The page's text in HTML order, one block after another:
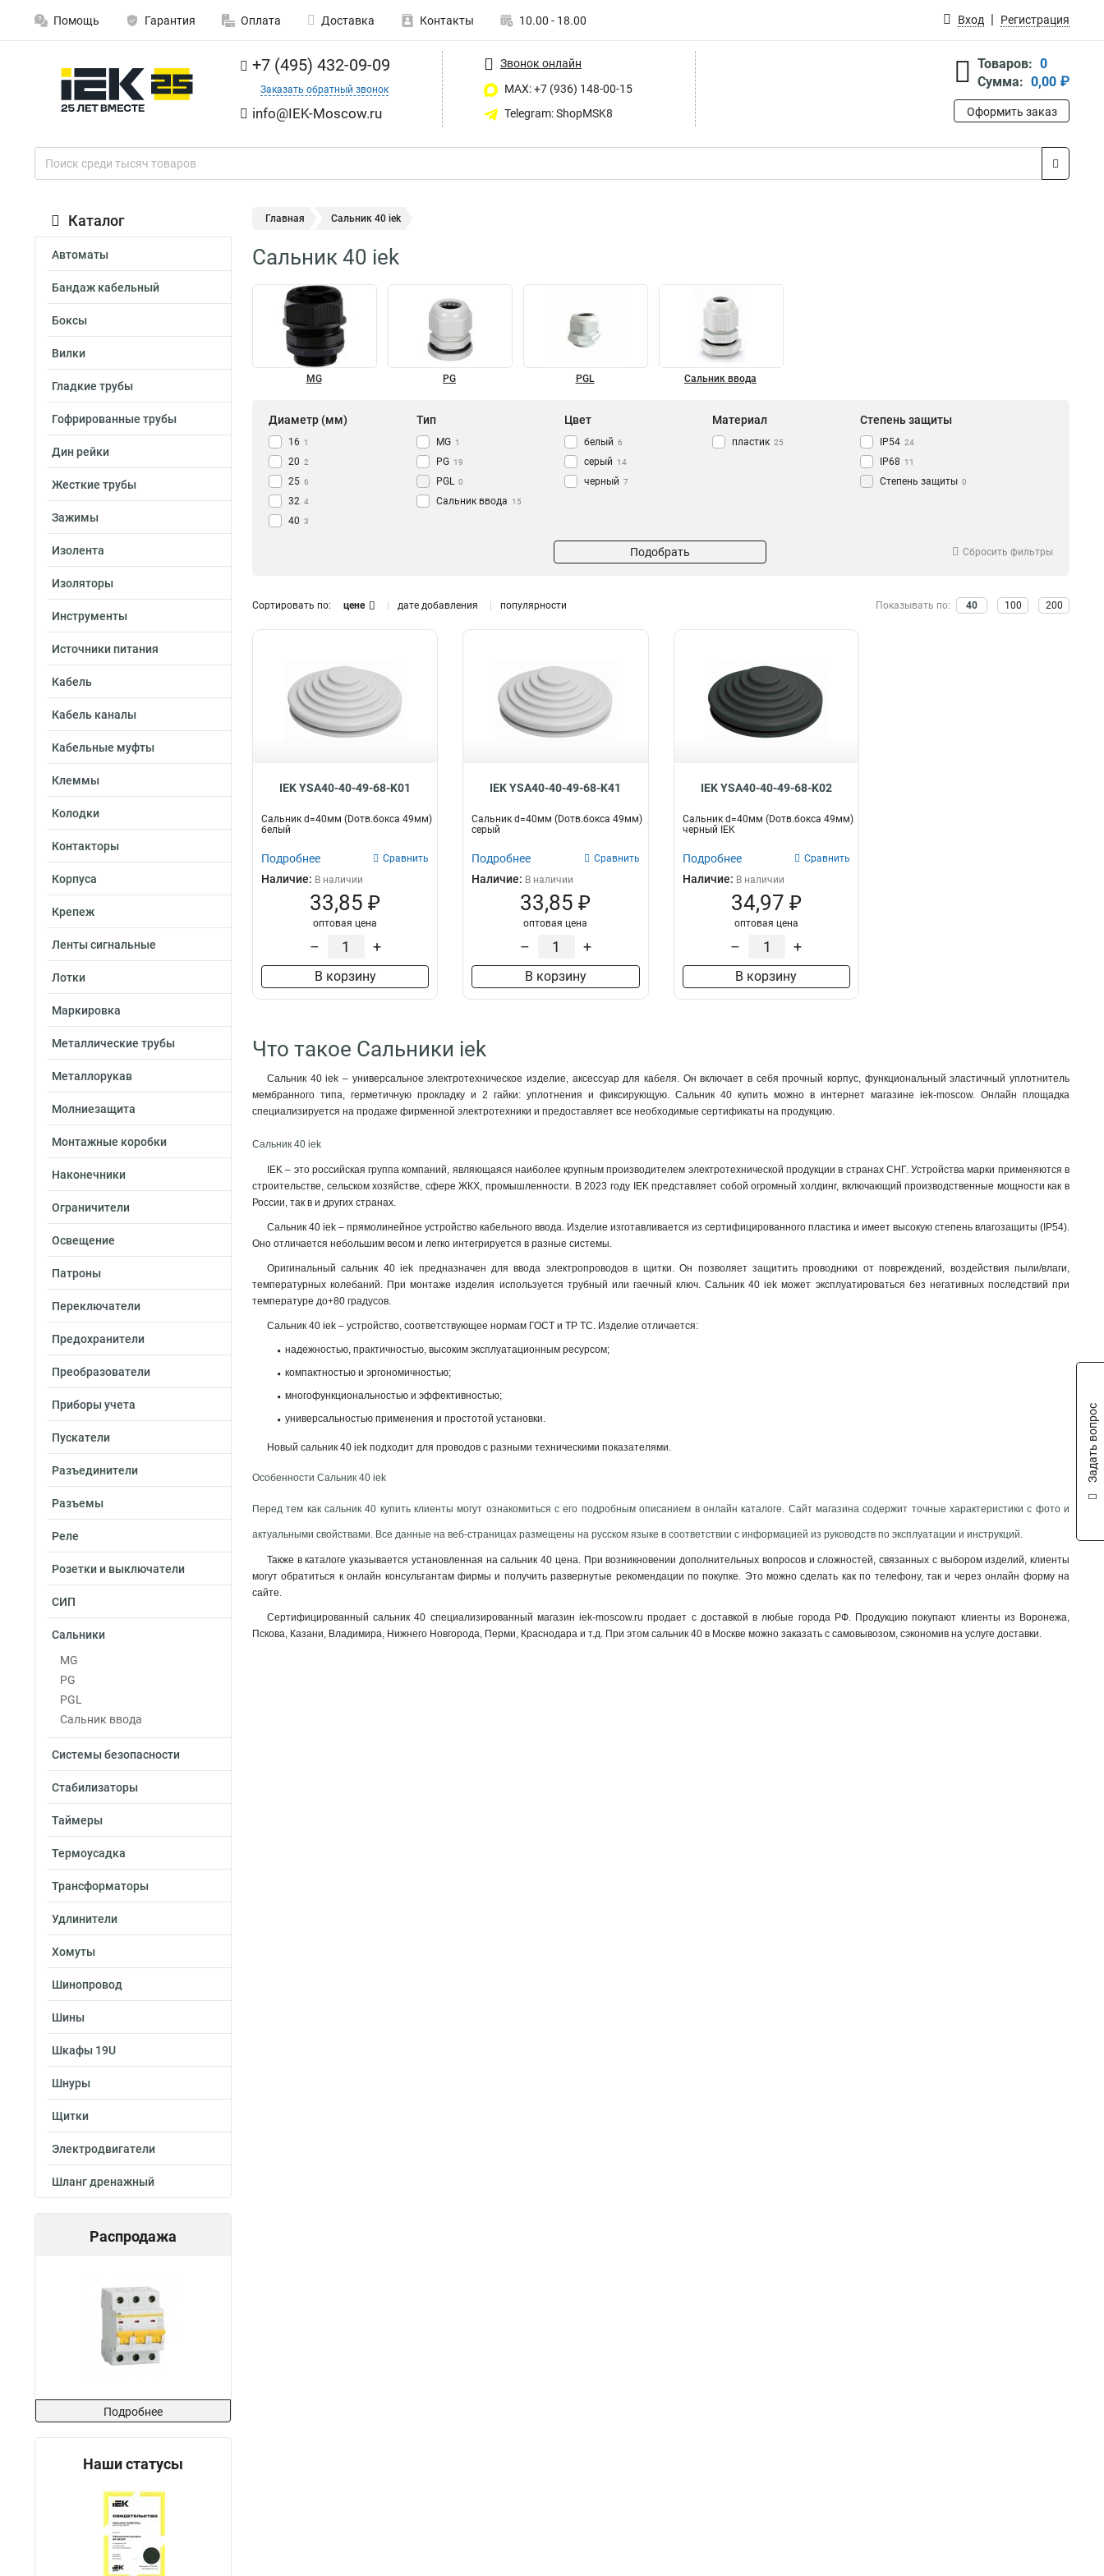
Помощь Гарантия Оплата Доставка Контакты 10.00 - 18.00 Вход Регистрация
+7 (495) 432-09-09
Заказать обратный звонок
info@IEK-Moscow.ru
Звонок онлайн
MAX: +7 (936) 148-00-15
Telegram: ShopMSK8
Товаров: 0
Сумма: 0,00 ₽
Оформить заказ
Каталог
Автоматы
Бандаж кабельный
Боксы
Вилки
Гладкие трубы
Гофрированные трубы
Дин рейки
Жесткие трубы
Зажимы
Изолента
Изоляторы
Инструменты
Источники питания
Кабель
Кабель каналы
Кабельные муфты
Клеммы
Колодки
Контакторы
Корпуса
Крепеж
Ленты сигнальные
Лотки
Маркировка
Металлические трубы
Металлорукав
Молниезащита
Монтажные коробки
Наконечники
Ограничители
Освещение
Патроны
Переключатели
Предохранители
Преобразователи
Приборы учета
Пускатели
Разъединители
Разъемы
Реле
Розетки и выключатели
СИП
Сальники
MG
PG
PGL
Сальник ввода
Системы безопасности
Стабилизаторы
Таймеры
Термоусадка
Трансформаторы
Удлинители
Хомуты
Шинопровод
Шины
Шкафы 19U
Шнуры
Щитки
Электродвигатели
Шланг дренажный
Распродажа
Подробнее
Наши статусы
Главная Сальник 40 iek
Сальник 40 iek
MG PG PGL Сальник ввода
Диаметр (мм)
16 1
20 2
25 6
32 4
40 3
42 1
12 0
50 0
Тип
MG 1
PG 19
PGL 0
Сальник ввода 15
Цвет
белый 6
серый 14
черный 7
Материал
пластик 25
Степень защиты
IP54 24
IP68 11
Степень защиты 0
Подобрать Сбросить фильтры
Сортировать по: цене дате добавления популярности Показывать по: 40 100 200
IEK YSA40-40-49-68-K01
Сальник d=40мм (Dотв.бокса 49мм)
белый
Подробнее Сравнить
Наличие: В наличии
33,85 ₽
оптовая цена
– +
В корзину
IEK YSA40-40-49-68-K41
Сальник d=40мм (Dотв.бокса 49мм)
серый
Подробнее Сравнить
Наличие: В наличии
33,85 ₽
оптовая цена
– +
В корзину
IEK YSA40-40-49-68-K02
Сальник d=40мм (Dотв.бокса 49мм)
черный IEK
Подробнее Сравнить
Наличие: В наличии
34,97 ₽
оптовая цена
– +
В корзину
Что такое Сальники iek
Сальник 40 iek – универсальное электротехническое изделие, аксессуар для кабеля. Он включает в себя прочный корпус, функциональный эластичный уплотнитель
мембранного типа, герметичную прокладку и 2 гайки: уплотнения и фиксирующую. Сальник 40 купить можно в интернет магазине iek-moscow. Онлайн площадка
специализируется на продаже фирменной электротехники и предоставляет все необходимые сертификаты на продукцию.
Сальник 40 iek
IEK – это российская группа компаний, являющаяся наиболее крупным производителем электротехнической продукции в странах СНГ. Устройства марки применяются в
строительстве, сельском хозяйстве, сфере ЖКХ, промышленности. В 2023 году IEK представляет собой огромный холдинг, включающий производственные мощности как в
России, так в и других странах.
Сальник 40 iek – прямолинейное устройство кабельного ввода. Изделие изготавливается из сертифицированного пластика и имеет высокую степень влагозащиты (IP54).
Оно отличается небольшим весом и легко интегрируется в разные системы.
Оригинальный сальник 40 iek предназначен для ввода электропроводов в щитки. Он позволяет защитить проводники от повреждений, воздействия пыли/влаги,
температурных колебаний. При монтаже изделия используется трубный или гаечный ключ. Сальник 40 iek может эксплуатироваться без негативных последствий при
температуре до+80 градусов.
Сальник 40 iek – устройство, соответствующее нормам ГОСТ и ТР ТС. Изделие отличается:
надежностью, практичностью, высоким эксплуатационным ресурсом;
компактностью и эргономичностью;
многофункциональностью и эффективностью;
универсальностью применения и простотой установки.
Новый сальник 40 iek подходит для проводов с разными техническими показателями.
Особенности Сальник 40 iek
Перед тем как сальник 40 купить клиенты могут ознакомиться с его подробным описанием в онлайн каталоге. Сайт магазина содержит точные характеристики с фото и
актуальными свойствами. Все данные на веб-страницах размещены на русском языке в соответствии с информацией из руководств по эксплуатации и инструкций.
Также в каталоге указывается установленная на сальник 40 цена. При возникновении дополнительных вопросов и сложностей, связанных с выбором изделий, клиенты
могут обратиться к онлайн консультантам фирмы и получить развернутые рекомендации по покупке. Это можно сделать как по телефону, так и через онлайн форму на
сайте.
Сертифицированный сальник 40 специализированный магазин iek-moscow.ru продает с доставкой в любые города РФ. Продукцию покупают клиенты из Воронежа,
Пскова, Казани, Владимира, Нижнего Новгорода, Перми, Краснодара и т.д. При этом сальник 40 в Москве можно заказать с самовывозом, сэкономив на услуге доставки.
Задать вопрос